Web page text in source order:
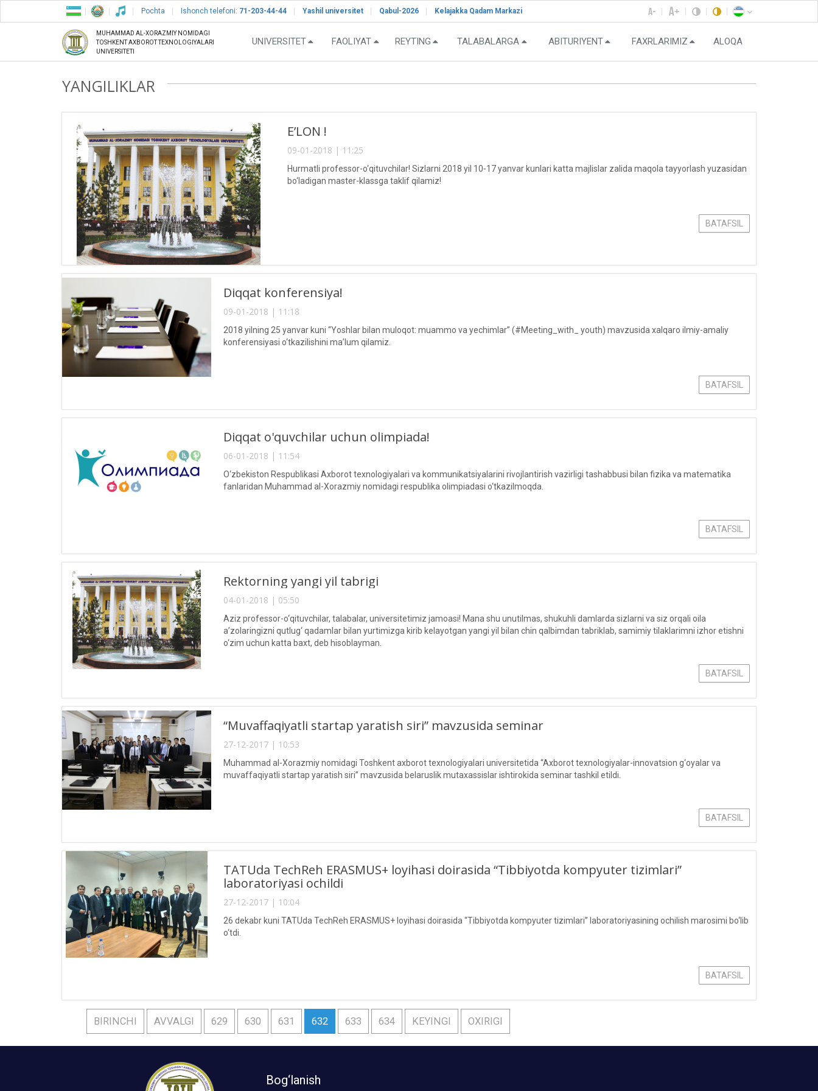
Pochta Ishonch telefoni: 71-203-44-44 Yashil universitet Qabul-2026 Kelajakka Qadam Markazi
MUHAMMAD AL-XORAZMIY NOMIDAGI
TOSHKENT AXBOROT TEXNOLOGIYALARI
UNIVERSITETI
UNIVERSITET FAOLIYAT REYTING TALABALARGA ABITURIYENT FAXRLARIMIZ ALOQA
YANGILIKLAR
E’LON !
09-01-2018 | 11:25
Hurmatli professor-o‘qituvchilar! Sizlarni 2018 yil 10-17 yanvar kunlari katta majlislar zalida maqola tayyorlash yuzasidan
bo‘ladigan master-klassga taklif qilamiz!
BATAFSIL
Diqqat konferensiya!
09-01-2018 | 11:18
2018 yilning 25 yanvar kuni “Yoshlar bilan muloqot: muammo va yechimlar” (#Meeting_with_ youth) mavzusida xalqaro ilmiy-amaliy
konferensiyasi o‘tkazilishini ma’lum qilamiz.
BATAFSIL
Diqqat o'quvchilar uchun olimpiada!
06-01-2018 | 11:54
O‘zbekiston Respublikasi Axborot texnologiyalari va kommunikatsiyalarini rivojlantirish vazirligi tashabbusi bilan fizika va matematika
fanlaridan Muhammad al-Xorazmiy nomidagi respublika olimpiadasi o‘tkazilmoqda.
BATAFSIL
Rektorning yangi yil tabrigi
04-01-2018 | 05:50
Aziz professor-o‘qituvchilar, talabalar, universitetimiz jamoasi! Mana shu unutilmas, shukuhli damlarda sizlarni va siz orqali oila
a’zolaringizni qutlug‘ qadamlar bilan yurtimizga kirib kelayotgan yangi yil bilan chin qalbimdan tabriklab, samimiy tilaklarimni izhor etishni
o‘zim uchun katta baxt, deb hisoblayman.
BATAFSIL
“Muvaffaqiyatli startap yaratish siri” mavzusida seminar
27-12-2017 | 10:53
Muhammad al-Xorazmiy nomidagi Toshkent axborot texnologiyalari universitetida “Axborot texnologiyalar-innovatsion g‘oyalar va
muvaffaqiyatli startap yaratish siri” mavzusida belaruslik mutaxassislar ishtirokida seminar tashkil etildi.
BATAFSIL
TATUda TechReh ERASMUS+ loyihasi doirasida “Tibbiyotda kompyuter tizimlari”
laboratoriyasi ochildi
27-12-2017 | 10:04
26 dekabr kuni TATUda TechReh ERASMUS+ loyihasi doirasida “Tibbiyotda kompyuter tizimlari” laboratoriyasining ochilish marosimi bo‘lib
o‘tdi.
BATAFSIL
BIRINCHI AVVALGI 629 630 631 632 633 634 KEYINGI OXIRIGI
Bog‘lanish